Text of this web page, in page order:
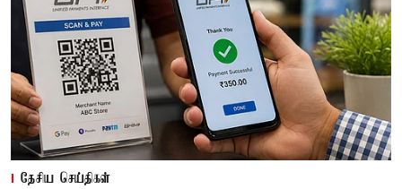
தேசிய செய்திகள்